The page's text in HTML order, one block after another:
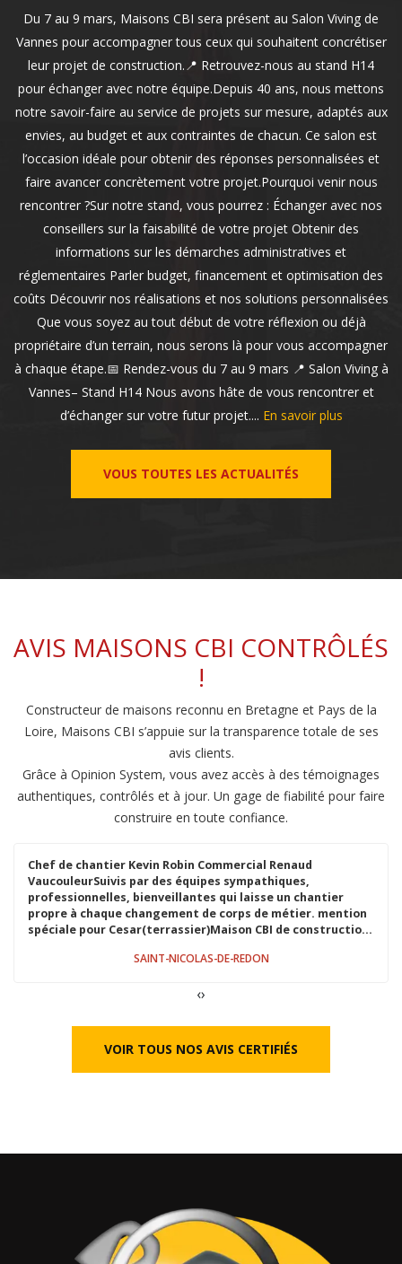
Du 7 au 9 mars, Maisons CBI sera présent au Salon Viving de
Vannes pour accompagner tous ceux qui souhaitent concrétiser
leur projet de construction.📍 Retrouvez-nous au stand H14
pour échanger avec notre équipe.Depuis 40 ans, nous mettons
notre savoir-faire au service de projets sur mesure, adaptés aux
envies, au budget et aux contraintes de chacun. Ce salon est
l’occasion idéale pour obtenir des réponses personnalisées et
faire avancer concrètement votre projet.Pourquoi venir nous
rencontrer ?Sur notre stand, vous pourrez : Échanger avec nos
conseillers sur la faisabilité de votre projet Obtenir des
informations sur les démarches administratives et
réglementaires Parler budget, financement et optimisation des
coûts Découvrir nos réalisations et nos solutions personnalisées
Que vous soyez au tout début de votre réflexion ou déjà
propriétaire d’un terrain, nous serons là pour vous accompagner
à chaque étape.📅 Rendez-vous du 7 au 9 mars 📍 Salon Viving à
Vannes– Stand H14 Nous avons hâte de vous rencontrer et
d’échanger sur votre futur projet.... En savoir plus
VOUS TOUTES LES ACTUALITÉS
AVIS MAISONS CBI CONTRÔLÉS
!
Constructeur de maisons reconnu en Bretagne et Pays de la
Loire, Maisons CBI s’appuie sur la transparence totale de ses
avis clients.
Grâce à Opinion System, vous avez accès à des témoignages
authentiques, contrôlés et à jour. Un gage de fiabilité pour faire
construire en toute confiance.
Un grand merci à l’équipe de CBI : Benjamin OILI et Thierry
Brehier pour leur professionnalisme, leur gentillesse, leur
écoute et leur patience.1ère construction et seule à gérer
!Tout s’est très bien passé .Très heureuse dans ma jolie
maison.Je recommande ce constructeur très sérieux et
LA BAULE-ESCOUBLAC
‹›
VOIR TOUS NOS AVIS CERTIFIÉS